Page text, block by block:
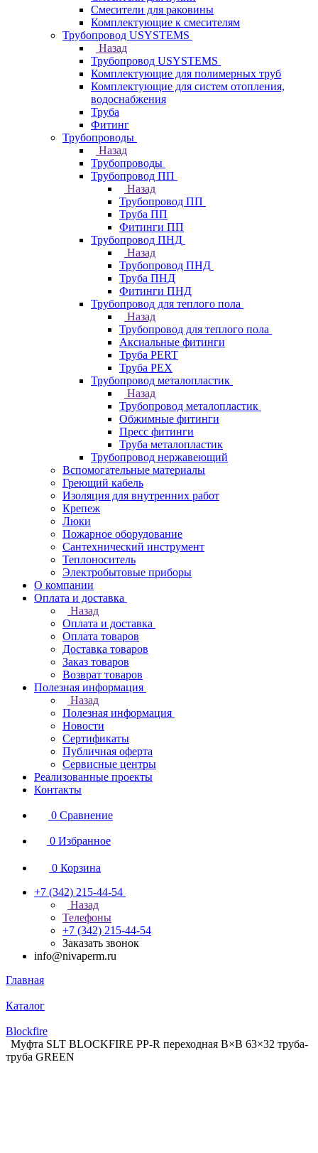
Смесители для раковины
Комплектующие к смесителям
Трубопровод USYSTEMS
Назад
Трубопровод USYSTEMS
Комплектующие для полимерных труб
Комплектующие для систем отопления,
водоснабжения
Труба
Фитинг
Трубопроводы
Назад
Трубопроводы
Трубопровод ПП
Назад
Трубопровод ПП
Труба ПП
Фитинги ПП
Трубопровод ПНД
Назад
Трубопровод ПНД
Труба ПНД
Фитинги ПНД
Трубопровод для теплого пола
Назад
Трубопровод для теплого пола
Аксиальные фитинги
Труба PERT
Труба PEX
Трубопровод металопластик
Назад
Трубопровод металопластик
Обжимные фитинги
Пресс фитинги
Труба металопластик
Трубопровод нержавеющий
Вспомогательные материалы
Греющий кабель
Изоляция для внутренних работ
Крепеж
Люки
Пожарное оборудование
Сантехнический инструмент
Теплоноситель
Электробытовые приборы
О компании
Оплата и доставка
Назад
Оплата и доставка
Оплата товаров
Доставка товаров
Заказ товаров
Возврат товаров
Полезная информация
Назад
Полезная информация
Новости
Сертификаты
Публичная оферта
Сервисные центры
Реализованные проекты
Контакты
0 Сравнение
0 Избранное
0 Корзина
+7 (342) 215-44-54
Назад
Телефоны
+7 (342) 215-44-54
Заказать звонок
info@nivaperm.ru
Главная
Каталог
Blockfire
Муфта SLT BLOCKFIRE PP-R переходная В×В 63×32 труба-
труба GREEN